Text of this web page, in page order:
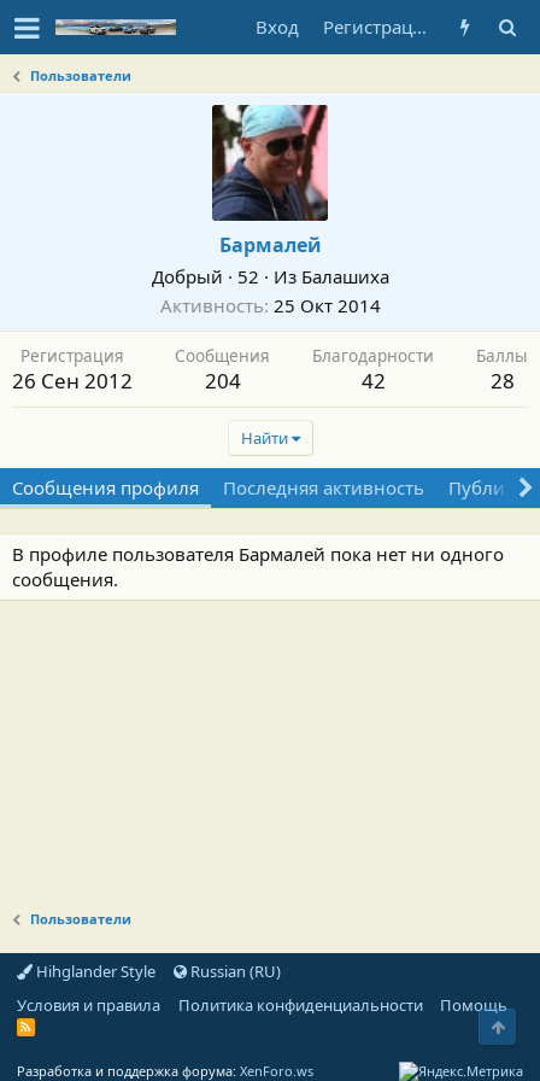
Вход Регистрация
Пользователи
Бармалей
Добрый · 52 · Из Балашиха
Активность 25 Окт 2014
Регистрация
26 Сен 2012
Сообщения
204
Благодарности
42
Баллы
28
Найти
Сообщения профиля Последняя активность
В профиле пользователя Бармалей пока нет ни одного
сообщения.
Пользователи
Hihglander Style
Russian (RU)
Условия и правила
Политика конфиденциальности Помощь
R
Разработка и поддержка форума: XenForo.ws